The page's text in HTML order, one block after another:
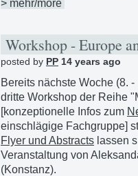
> mehr/more
Workshop - Europe
posted by PP 14 years ago
Bereits nächste Woche (8.
dritte Workshop der Reihe
[konzeptionelle Infos zum
einschlägige Fachgruppe]
Flyer und Abstracts lassen
Veranstaltung von
(Konstanz).